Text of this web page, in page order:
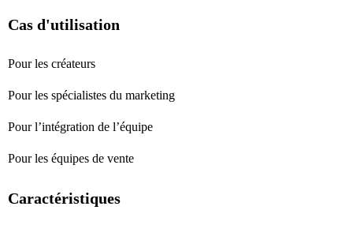
Cas d'utilisation
Pour les créateurs
Pour les spécialistes du marketing
Pour l’intégration de l’équipe
Pour les équipes de vente
Caractéristiques